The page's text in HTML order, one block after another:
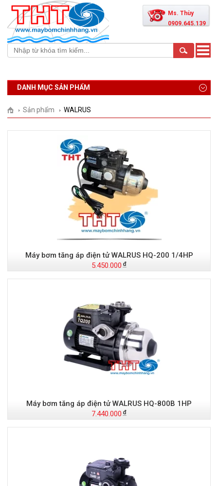
Ms. Thùy
0909.645.139
Toggle
DANH MỤC SẢN PHẨM
Sản phẩm WALRUS
Máy bơm tăng áp điện tử WALRUS HQ-200 1/4HP
5.450.000
Máy bơm tăng áp điện tử WALRUS HQ-800B 1HP
7.440.000